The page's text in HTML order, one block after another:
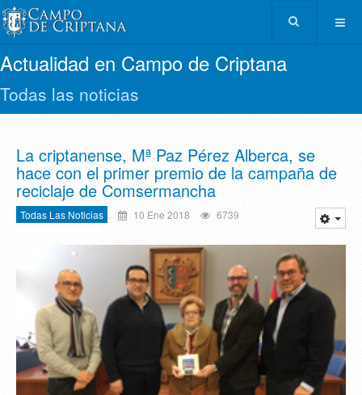
Actualidad en Campo de Criptana
Todas las noticias
La criptanense, Mª Paz Pérez Alberca, se
hace con el primer premio de la campaña de
reciclaje de Comsermancha
Todas Las Noticias 10 Ene 2018 6739